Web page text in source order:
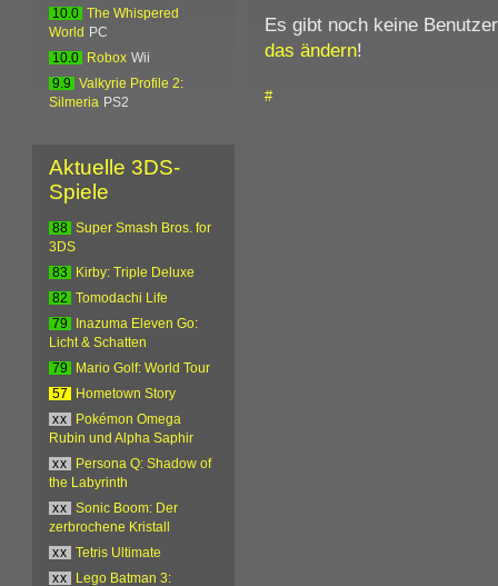
Es gibt noch keine
das ändern!
#
10.0
The Whispered
World
PC
10.0
Robox Wii
9.9
Valkyrie Profile 2:
Silmeria PS2
Aktuelle 3DS-
Spiele
88
Super Smash Bros. for
3DS
83
Kirby: Triple Deluxe
82
Tomodachi Life
79
Inazuma Eleven Go:
Licht & Schatten
79
Mario Golf: World Tour
57
Hometown Story
xx
Pokémon Omega
Rubin und Alpha Saphir
xx
Persona Q: Shadow of
the Labyrinth
xx
Sonic Boom: Der
zerbrochene Kristall
xx
Tetris Ultimate
xx
Lego Batman 3: